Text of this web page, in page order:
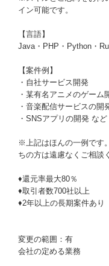
イン可能です。
【言語】
Java・PHP・Python・
【案件例】
・自社サービス開発
・某有名アニメのゲーム
・音楽配信サービスの開
・SNSアプリの開発 など
※上記はほんの一例です
ちの方は遠慮なくご相談
♦還元率最大80％
♦取引者数700社以上
♦2年以上の長期案件あり
変更の範囲：有
会社の定める業務